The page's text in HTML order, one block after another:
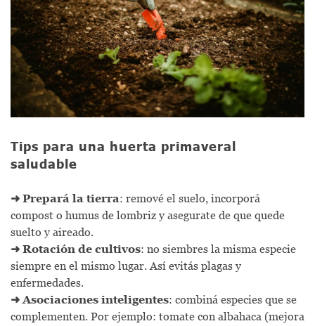
Tips para una huerta primaveral
saludable
➜ Prepará la tierra: remové el suelo, incorporá
compost o humus de lombriz y asegurate de que quede
suelto y aireado.
➜ Rotación de cultivos: no siembres la misma especie
siempre en el mismo lugar. Así evitás plagas y
enfermedades.
➜ Asociaciones inteligentes: combiná especies que se
complementen. Por ejemplo: tomate con albahaca (mejora